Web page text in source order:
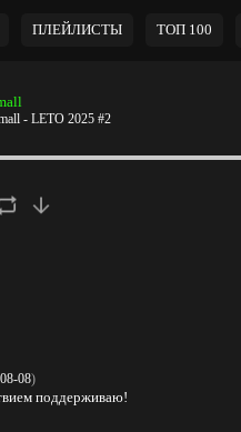
ПЛЕЙЛИСТЫ ТОП 100
- LETO 2025 #2
08)
поддерживаю!